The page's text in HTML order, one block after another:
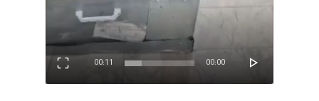
00:00
00:11